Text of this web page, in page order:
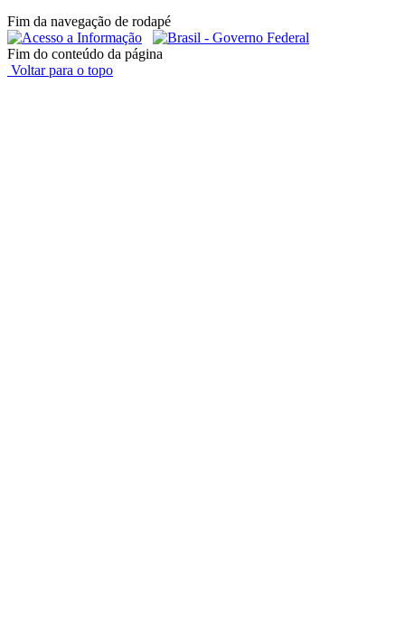
Fim da navegação de rodapé
Fim do conteúdo da página
Voltar para o topo